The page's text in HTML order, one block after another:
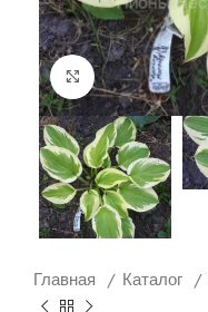
Увеличить
Главная Каталог